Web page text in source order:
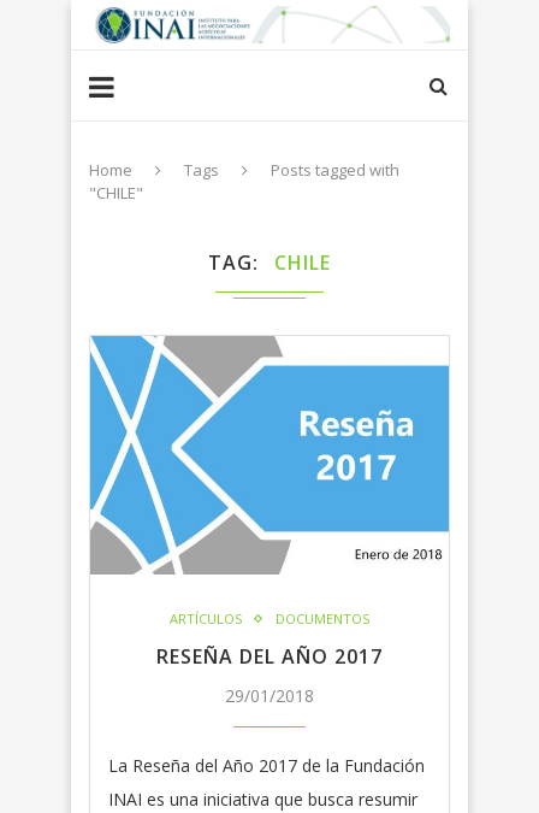
Home Tags
Posts tagged with
"CHILE"
TAG CHILE
ARTÍCULOS DOCUMENTOS
RESEÑA DEL AÑO 2017
29/01/2018
La Reseña del Año 2017 de la Fundación
INAI es una iniciativa que busca resumir